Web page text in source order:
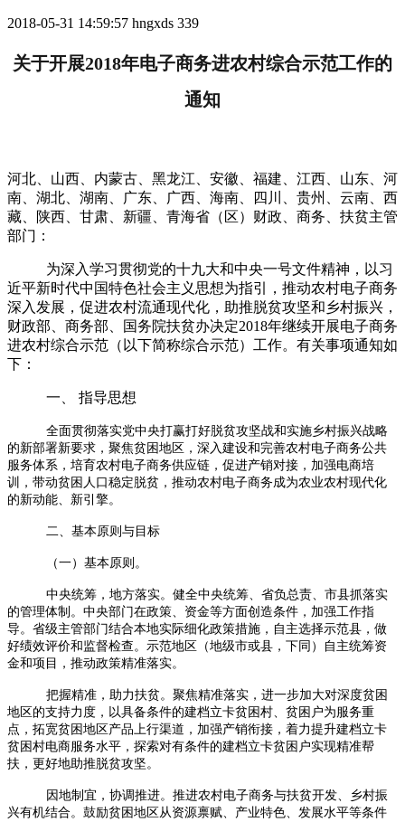
2018-05-31 14:59:57 hngxds 339
关于开展2018年电子商务进农村综合示范工作的
通知
河北、山西、内蒙古、黑龙江、安徽、福建、江西、山东、河
南、湖北、湖南、广东、广西、海南、四川、贵州、云南、西
藏、陕西、甘肃、新疆、青海省（区）财政、商务、扶贫主管
部门：
为深入学习贯彻党的十九大和中央一号文件精神，以习
近平新时代中国特色社会主义思想为指引，推动农村电子商务
深入发展，促进农村流通现代化，助推脱贫攻坚和乡村振兴，
财政部、商务部、国务院扶贫办决定2018年继续开展电子商务
进农村综合示范（以下简称综合示范）工作。有关事项通知如
下：
一、 指导思想
全面贯彻落实党中央打赢打好脱贫攻坚战和实施乡村振兴战略
的新部署新要求，聚焦贫困地区，深入建设和完善农村电子商务公共
服务体系，培育农村电子商务供应链，促进产销对接，加强电商培
训，带动贫困人口稳定脱贫，推动农村电子商务成为农业农村现代化
的新动能、新引擎。
二、基本原则与目标
（一）基本原则。
中央统筹，地方落实。健全中央统筹、省负总责、市县抓落实
的管理体制。中央部门在政策、资金等方面创造条件，加强工作指
导。省级主管部门结合本地实际细化政策措施，自主选择示范县，做
好绩效评价和监督检查。示范地区（地级市或县，下同）自主统筹资
金和项目，推动政策精准落实。
把握精准，助力扶贫。聚焦精准落实，进一步加大对深度贫困
地区的支持力度，以具备条件的建档立卡贫困村、贫困户为服务重
点，拓宽贫困地区产品上行渠道，加强产销衔接，着力提升建档立卡
贫困村电商服务水平，探索对有条件的建档立卡贫困户实现精准帮
扶，更好地助推脱贫攻坚。
因地制宜，协调推进。推进农村电子商务与扶贫开发、乡村振
兴有机结合。鼓励贫困地区从资源禀赋、产业特色、发展水平等条件